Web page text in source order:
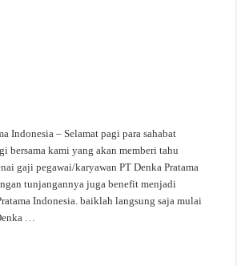
Indonesia – Selamat pagi para sahabat
bersama kami yang akan memberi tahu
gaji pegawai/karyawan PT Denka Pratama
tunjangannya juga benefit menjadi
Indonesia. baiklah langsung saja mulai
…